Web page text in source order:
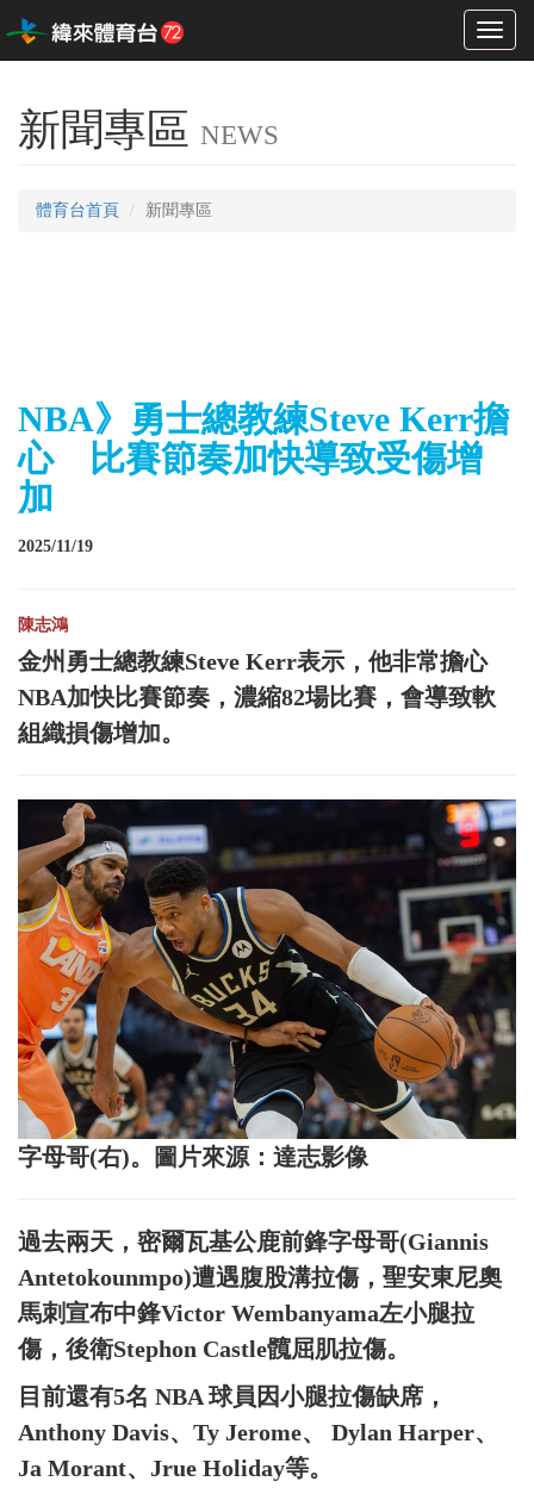
Toggle
新聞專區 NEWS
體育台首頁 新聞專區
NBA》勇士總教練Steve Kerr擔
心 比賽節奏加快導致受傷增
加
2025/11/19
陳志鴻
金州勇士總教練Steve Kerr表示，他非常擔心
NBA加快比賽節奏，濃縮82場比賽，會導致軟
組織損傷增加。
字母哥(右)。圖片來源：達志影像
過去兩天，密爾瓦基公鹿前鋒字母哥(Giannis
Antetokounmpo)遭遇腹股溝拉傷，聖安東尼奧
馬刺宣布中鋒Victor Wembanyama左小腿拉
傷，後衛Stephon Castle髖屈肌拉傷。
目前還有5名 NBA 球員因小腿拉傷缺席，
Anthony Davis、Ty Jerome、 Dylan Harper、
Ja Morant、Jrue Holiday等。